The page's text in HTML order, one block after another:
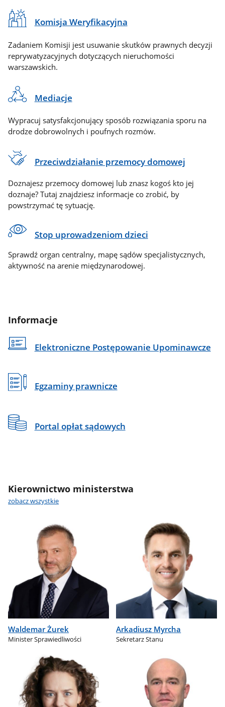
Komisja Weryfikacyjna
Zadaniem Komisji jest usuwanie skutków prawnych decyzji
reprywatyzacyjnych dotyczących nieruchomości
warszawskich.
Mediacje
Wypracuj satysfakcjonujący sposób rozwiązania sporu na
drodze dobrowolnych i poufnych rozmów.
Przeciwdziałanie przemocy domowej
Doznajesz przemocy domowej lub znasz kogoś kto jej
doznaje? Tutaj znajdziesz informacje co zrobić, by
powstrzymać tę sytuację.
Stop uprowadzeniom dzieci
Sprawdź organ centralny, mapę sądów specjalistycznych,
aktywność na arenie międzynarodowej.
Informacje
Elektroniczne Postępowanie Upominawcze
Egzaminy prawnicze
Portal opłat sądowych
Kierownictwo ministerstwa
zobacz wszystkie
Waldemar Żurek
Minister Sprawiedliwości
Arkadiusz Myrcha
Sekretarz Stanu